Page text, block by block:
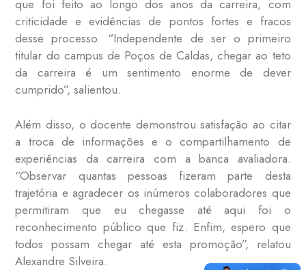
que foi feito ao longo dos anos da carreira, com
criticidade e evidências de pontos fortes e fracos
desse processo. “Independente de ser o primeiro
titular do campus de Poços de Caldas, chegar ao teto
da carreira é um sentimento enorme de dever
cumprido”, salientou.
Além disso, o docente demonstrou satisfação ao citar
a troca de informações e o compartilhamento de
experiências da carreira com a banca avaliadora.
“Observar quantas pessoas fizeram parte desta
trajetória e agradecer os inúmeros colaboradores que
permitiram que eu chegasse até aqui foi o
reconhecimento público que fiz. Enfim, espero que
todos possam chegar até esta promoção”, relatou
Alexandre Silveira.